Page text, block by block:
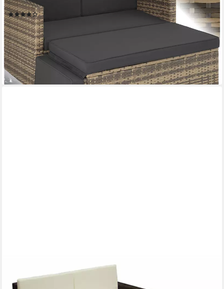
UV-beständig, Dicke der Polster 8 cm
(139)
165,99 € 189,99 €
nur bis Dienstag
-13%
lieferbar - in 2-3 Werktagen bei dir
Rattan Braun, (2-tlg)
182,99 €